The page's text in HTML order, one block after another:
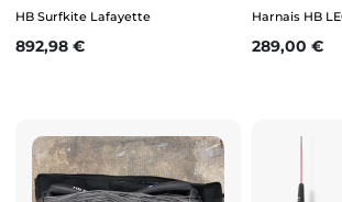
HB Surfkite Lafayette
Prix
892,98 €
Harnais HB
Prix
289,00 €